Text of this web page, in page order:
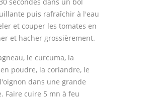
puis rafraîchir à l'eau
et couper les tomates en
et hacher grossièrement.
le curcuma, la
poudre, la coriandre, le
dans une grande
Faire cuire 5 mn à feu